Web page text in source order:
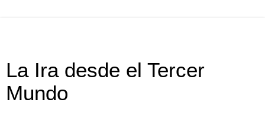
La Ira desde el Tercer
Mundo